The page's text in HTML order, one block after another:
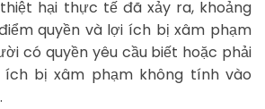
hại thực tế đã xảy ra, khoảng
quyền và lợi ích bị xâm phạm
có quyền yêu cầu biết hoặc phải
ích bị xâm phạm không tính vào